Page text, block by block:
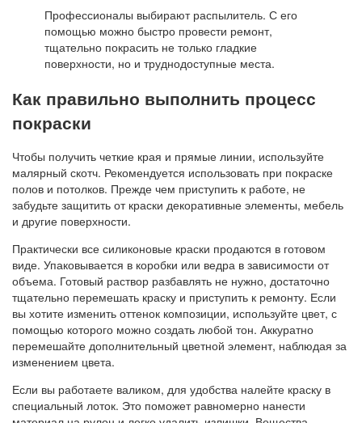
Профессионалы выбирают распылитель. С его
помощью можно быстро провести ремонт,
тщательно покрасить не только гладкие
поверхности, но и труднодоступные места.
Как правильно выполнить процесс
покраски
Чтобы получить четкие края и прямые линии, используйте
малярный скотч. Рекомендуется использовать при покраске
полов и потолков. Прежде чем приступить к работе, не
забудьте защитить от краски декоративные элементы, мебель
и другие поверхности.
Практически все силиконовые краски продаются в готовом
виде. Упаковывается в коробки или ведра в зависимости от
объема. Готовый раствор разбавлять не нужно, достаточно
тщательно перемешать краску и приступить к ремонту. Если
вы хотите изменить оттенок композиции, используйте цвет, с
помощью которого можно создать любой тон. Аккуратно
перемешайте дополнительный цветной элемент, наблюдая за
изменением цвета.
Если вы работаете валиком, для удобства налейте краску в
специальный лоток. Это поможет равномерно нанести